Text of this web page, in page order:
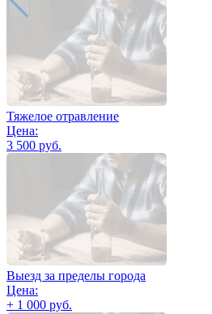
Тяжелое отравление
Цена:
3 500 руб.
Выезд за пределы города
Цена:
+ 1 000 руб.